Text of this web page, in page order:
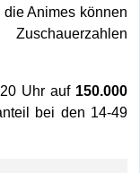
Animes können
Uhr auf150.000
bei den 14-49